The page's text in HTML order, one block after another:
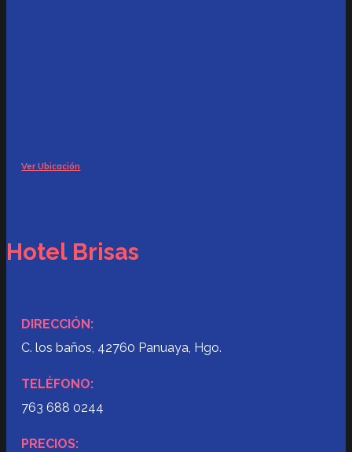
Ver Ubicación
Hotel Brisas
DIRECCIÓN:
C. los baños, 42760 Panuaya, Hgo.
TELÉFONO:
763 688 0244
PRECIOS: